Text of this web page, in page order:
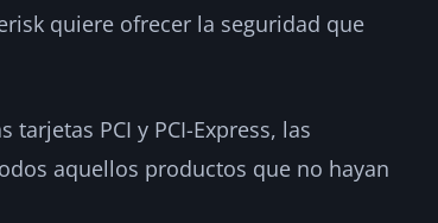
quiere ofrecer la seguridad que
PCI y PCI-Express, las
aquellos productos que no hayan